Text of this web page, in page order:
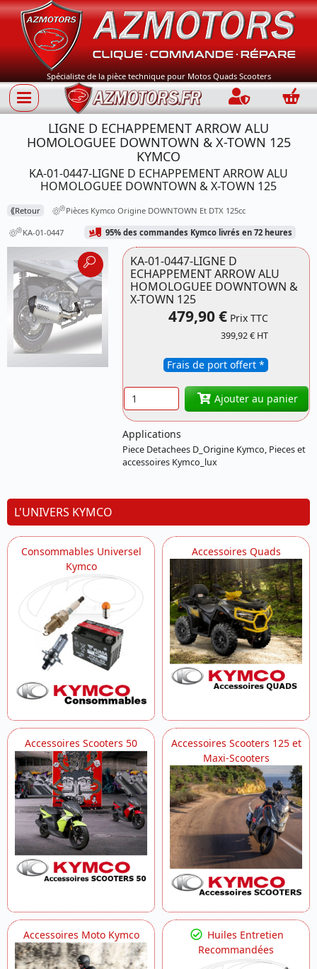
Spécialiste de la pièce technique pour Motos Quads Scooters
Connection
LIGNE D ECHAPPEMENT ARROW ALU
HOMOLOGUEE DOWNTOWN & X-TOWN 125
KYMCO
KA-01-0447-LIGNE D ECHAPPEMENT ARROW ALU
HOMOLOGUEE DOWNTOWN & X-TOWN 125
⟪Retour Pièces Kymco Origine DOWNTOWN Et DTX 125cc
KA-01-0447 95% des commandes Kymco livrés en 72 heures
Référence
53511AN_/_5305
KA-01-0447-LIGNE D
ECHAPPEMENT ARROW ALU
HOMOLOGUEE DOWNTOWN &
X-TOWN 125
479,90 € Prix TTC
399,92 € HT
Frais de port offert *
Quantité Ajouter au panier
Applications
Piece Detachees D_Origine Kymco, Pieces et
accessoires Kymco_lux
L'UNIVERS KYMCO
Consommables Universel
Kymco
Accessoires Quads
Accessoires Scooters 50
Accessoires Scooters 125 et
Maxi-Scooters
Accessoires Moto Kymco
Huiles Entretien
Recommandées